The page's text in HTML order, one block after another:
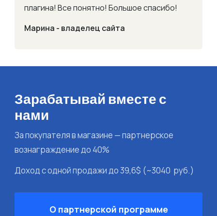
плагина! Все понятно! Большое спасибо!
Марина - владелец сайта
Зарабатывай вместе с
нами
За покупателя в магазине — партнерское
вознаграждениедо 40%
Доход с одной продажи до39,6$ (~3040 руб.)
О партнерской программе